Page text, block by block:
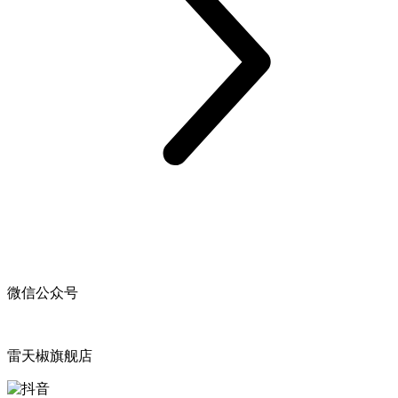
微信公众号
雷天椒旗舰店